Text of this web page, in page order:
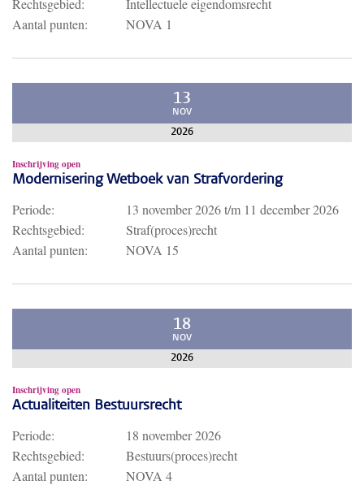
Rechtsgebied:
Intellectuele eigendomsrecht
Aantal punten:
NOVA 1
13
NOV
2026
Inschrijving open
Modernisering Wetboek van Strafvordering
Periode: 13 november 2026t/m 11 december 2026
Rechtsgebied:
Straf(proces)recht
Aantal punten:
NOVA 15
18
NOV
2026
Inschrijving open
Actualiteiten Bestuursrecht
Periode:
18 november 2026
Rechtsgebied:
Bestuurs(proces)recht
Aantal punten:
NOVA 4